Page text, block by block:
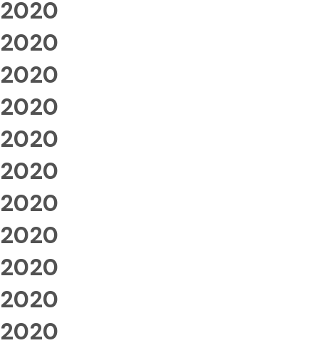
2020
2020
2020
2020
2020
2020
2020
2020
2020
2020
2020